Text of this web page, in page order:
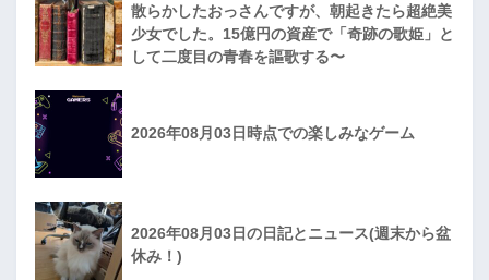
散らかしたおっさんですが、朝起きたら超絶美
少女でした。15億円の資産で「奇跡の歌姫」と
して二度目の青春を謳歌する〜
2026年08月03日時点での楽しみなゲーム
2026年08月03日の日記とニュース(週末から盆
休み！)